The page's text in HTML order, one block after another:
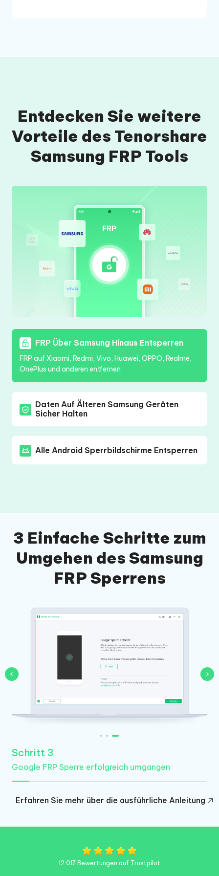
Entdecken Sie weitere
Vorteile des Tenorshare
Samsung FRP Tools
FRP Über Samsung Hinaus Entsperren
FRP auf Xiaomi, Redmi, Vivo, Huawei, OPPO, Realme,
OnePlus und anderen entfernen
Daten Auf Älteren Samsung Geräten
Sicher Halten
Alle Android Sperrbildschirme Entsperren
3 Einfache Schritte zum
Umgehen des Samsung
FRP Sperrens
Schritt 3
Google FRP Sperre erfolgreich umgangen
Erfahren Sie mehr über die ausführliche Anleitung
12.017 Bewertungen auf Trustpilot